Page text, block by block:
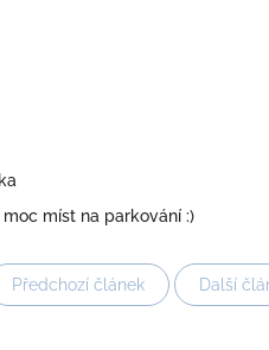
míst na parkování :)
Předchozí článek Další